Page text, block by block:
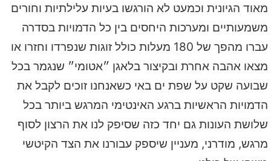
מאוד הגיונית וכמעט לא הורגשו בעיות עלילתיות וחורים
משמעותיים ומערכות היחסים בין כל הדמויות בסדרה
עברו מהפך של 180 מעלות כולל זוגות שנפרדו וחזרו או
מצאו אהבה אחרת ובקיצור בלאגן ״אטומי״ שנגמר בכל
שבועה שקט על שפת ים באי כשאנחנו זוכים לקבל את
הדמויות הראשיות ברגע האינטימי המרגש ביותר בכל
שלושת העונות גם יחד כזה שסיפק לנו את הרצון לסוף
מרגש, מודרני, מעניין שיספק עבורנו את הצד הקיטשי